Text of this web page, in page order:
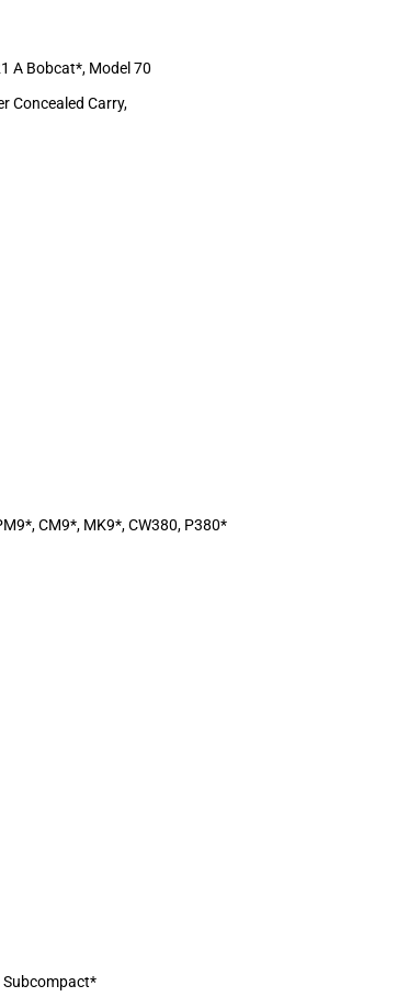
A Bobcat*, Model 70
Concealed Carry,
CM9*, MK9*, CW380, P380*
Subcompact*